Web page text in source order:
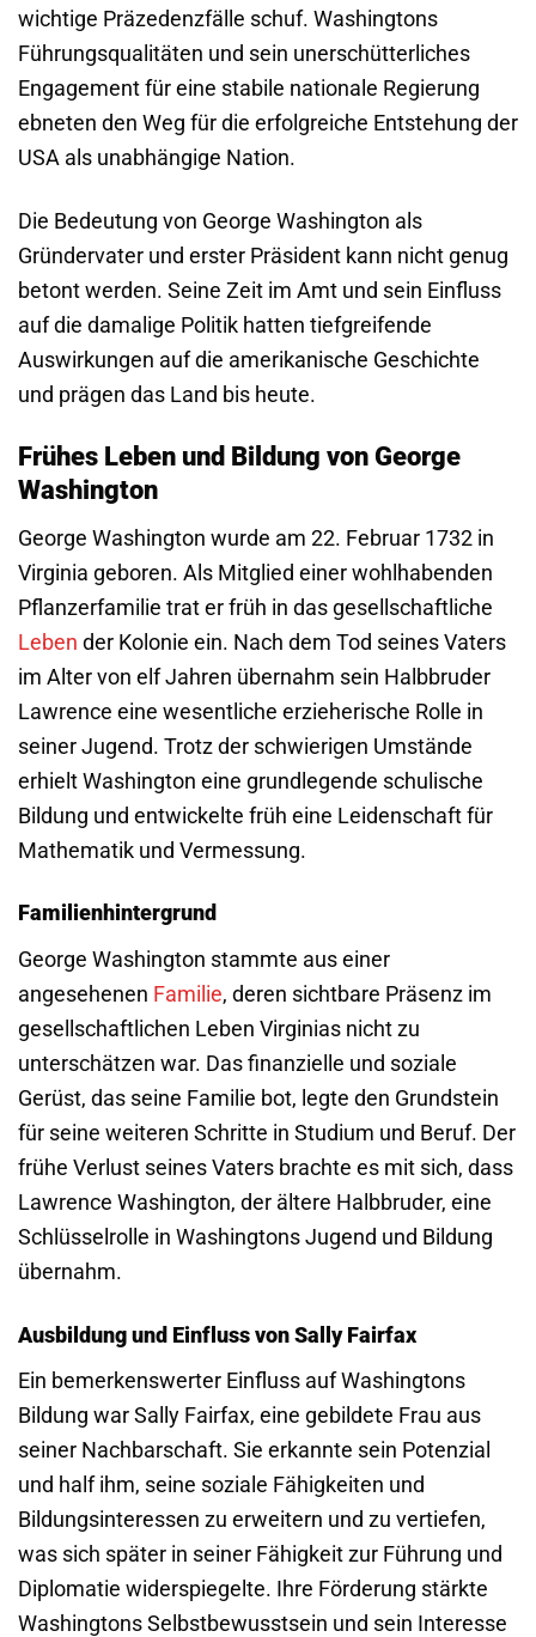
wichtige Präzedenzfälle schuf. Washingtons
Führungsqualitäten und sein unerschütterliches
Engagement für eine stabile nationale Regierung
ebneten den Weg für die erfolgreiche Entstehung der
USA als unabhängige Nation.
Die Bedeutung von George Washington als
Gründervater und erster Präsident kann nicht genug
betont werden. Seine Zeit im Amt und sein Einfluss
auf die damalige Politik hatten tiefgreifende
Auswirkungen auf die amerikanische Geschichte
und prägen das Land bis heute.
Frühes Leben und Bildung von George
Washington
George Washington wurde am 22. Februar 1732 in
Virginia geboren. Als Mitglied einer wohlhabenden
Pflanzerfamilie trat er früh in das gesellschaftliche
Leben der Kolonie ein. Nach dem Tod seines Vaters
im Alter von elf Jahren übernahm sein Halbbruder
Lawrence eine wesentliche erzieherische Rolle in
seiner Jugend. Trotz der schwierigen Umstände
erhielt Washington eine grundlegende schulische
Bildung und entwickelte früh eine Leidenschaft für
Mathematik und Vermessung.
Familienhintergrund
George Washington stammte aus einer
angesehenen Familie, deren sichtbare Präsenz im
gesellschaftlichen Leben Virginias nicht zu
unterschätzen war. Das finanzielle und soziale
Gerüst, das seine Familie bot, legte den Grundstein
für seine weiteren Schritte in Studium und Beruf. Der
frühe Verlust seines Vaters brachte es mit sich, dass
Lawrence Washington, der ältere Halbbruder, eine
Schlüsselrolle in Washingtons Jugend und Bildung
übernahm.
Ausbildung und Einfluss von Sally Fairfax
Ein bemerkenswerter Einfluss auf Washingtons
Bildung war Sally Fairfax, eine gebildete Frau aus
seiner Nachbarschaft. Sie erkannte sein Potenzial
und half ihm, seine soziale Fähigkeiten und
Bildungsinteressen zu erweitern und zu vertiefen,
was sich später in seiner Fähigkeit zur Führung und
Diplomatie widerspiegelte. Ihre Förderung stärkte
Washingtons Selbstbewusstsein und sein Interesse